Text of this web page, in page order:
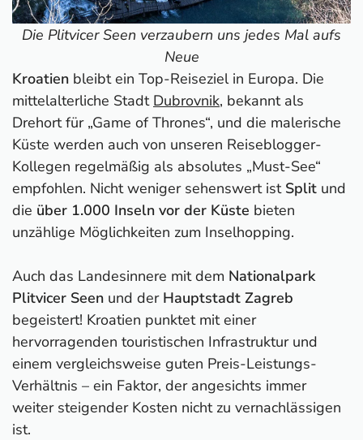
Die Plitvicer Seen verzaubern uns jedes Mal aufs
Neue
Kroatien bleibt ein Top-Reiseziel in Europa. Die
mittelalterliche Stadt Dubrovnik, bekannt als
Drehort für „Game of Thrones“, und die malerische
Küste werden auch von unseren Reiseblogger-
Kollegen regelmäßig als absolutes „Must-See“
empfohlen. Nicht weniger sehenswert ist Split und
die über 1.000 Inseln vor der Küste bieten
unzählige Möglichkeiten zum Inselhopping.
Auch das Landesinnere mit dem Nationalpark
Plitvicer Seen und der Hauptstadt Zagreb
begeistert! Kroatien punktet mit einer
hervorragenden touristischen Infrastruktur und
einem vergleichsweise guten Preis-Leistungs-
Verhältnis – ein Faktor, der angesichts immer
weiter steigender Kosten nicht zu vernachlässigen
ist.